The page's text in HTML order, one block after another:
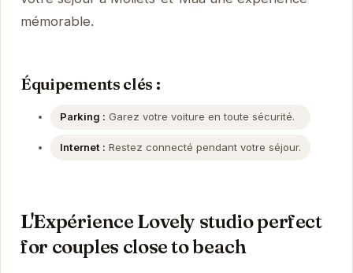
mémorable.
Équipements clés :
Parking : Garez votre voiture en toute sécurité.
Internet : Restez connecté pendant votre séjour.
L'Expérience Lovely studio perfect
for couples close to beach